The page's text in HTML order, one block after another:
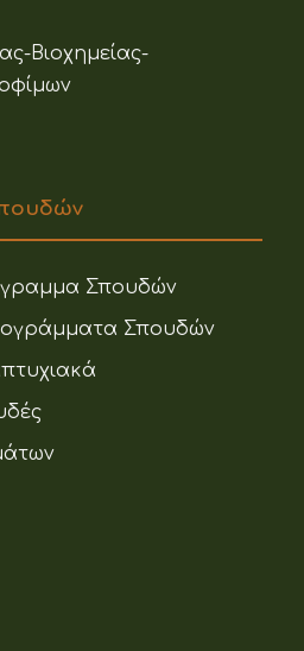
Βιοχημείας-
Σπουδών
Σπουδών